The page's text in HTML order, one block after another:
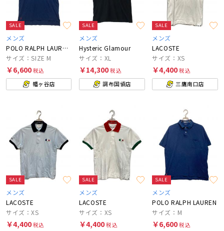
SALE
メンズ
POLO RALPH LAUREN×BEAMS
サイズ：SIZE M
￥6,600税込
幡ヶ谷店
SALE
メンズ
Hysteric Glamour
サイズ：XL
￥14,300税込
調布国領店
SALE
メンズ
LACOSTE
サイズ：XS
￥4,400税込
三鷹南口店
SALE
メンズ
LACOSTE
サイズ：XS
￥4,400税込
SALE
メンズ
LACOSTE
サイズ：XS
￥4,400税込
SALE
メンズ
POLO RALPH LAUREN
サイズ：M
￥6,600税込